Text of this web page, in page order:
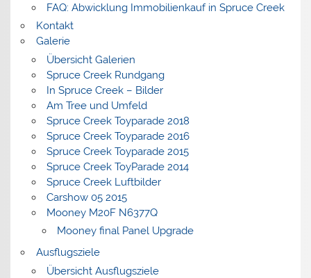
FAQ: Abwicklung Immobilienkauf in Spruce Creek
Kontakt
Galerie
Übersicht Galerien
Spruce Creek Rundgang
In Spruce Creek – Bilder
Am Tree und Umfeld
Spruce Creek Toyparade 2018
Spruce Creek Toyparade 2016
Spruce Creek Toyparade 2015
Spruce Creek ToyParade 2014
Spruce Creek Luftbilder
Carshow 05 2015
Mooney M20F N6377Q
Mooney final Panel Upgrade
Ausflugsziele
Übersicht Ausflugsziele